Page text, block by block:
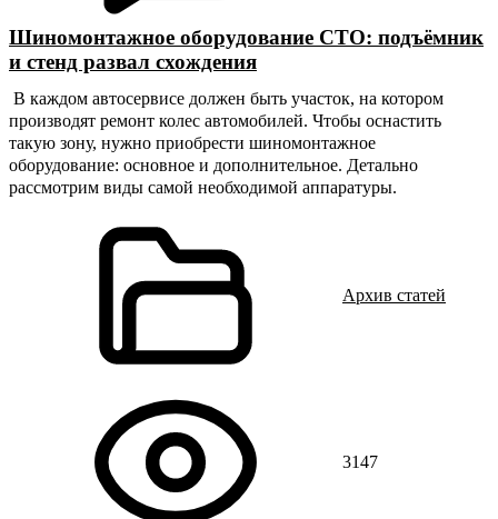
Шиномонтажное оборудование СТО: подъёмник
и стенд развал схождения
В каждом автосервисе должен быть участок, на котором
производят ремонт колес автомобилей. Чтобы оснастить
такую зону, нужно приобрести шиномонтажное
оборудование: основное и дополнительное. Детально
рассмотрим виды самой необходимой аппаратуры.
Архив статей
3147